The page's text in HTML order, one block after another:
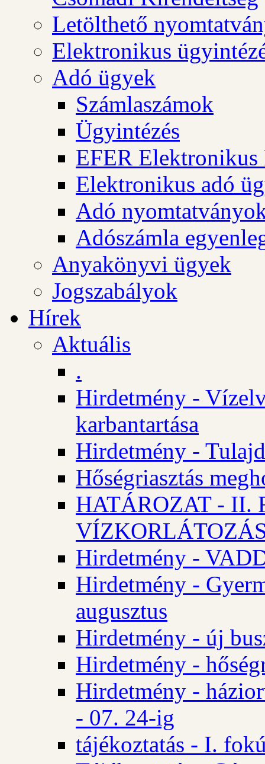
Letölthető
Elektronikus
Adó ügyek
Számlaszámok
Ügyintézés
EFER Elektronikus
Elektronikus adó
Adó
Adószámla
Anyakönyvi ügyek
Jogszabályok
Hírek
Aktuális
.
Hirdetmény -
karbantartása
Hirdetmény -
Hőségriasztás
HATÁROZAT - II.
Hirdetmény -
Hirdetmény -
augusztus
Hirdetmény - új
Hirdetmény -
Hirdetmény -
- 07. 24-ig
tájékoztatás - I.